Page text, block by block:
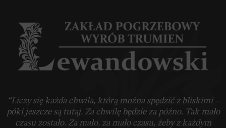
“Liczy się każda chwila, którą można spędzić z bliskimi –
póki jeszcze są tutaj. Za chwilę będzie za późno. Tak mało
czasu zostało. Za mało, za mało czasu, żeby z każdym